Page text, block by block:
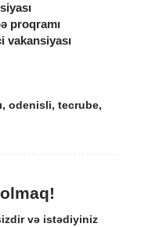
proqramı
vakansiyası
, odenisli, tecrube,
və istədiyiniz